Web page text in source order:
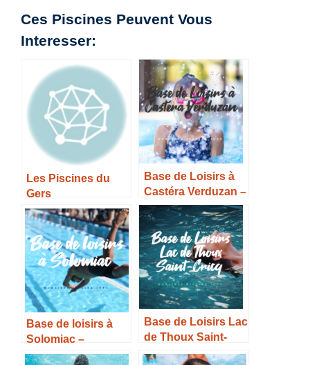
Ces Piscines Peuvent Vous
Interesser:
Les Piscines du
Gers
Base de Loisirs à
Castéra Verduzan –
Horaires, Tarifs et
Infos –
Base de loisirs à
Solomiac –
Horaires, Tarifs et
Base de Loisirs Lac
de Thoux Saint-
Cricq – Horaires,